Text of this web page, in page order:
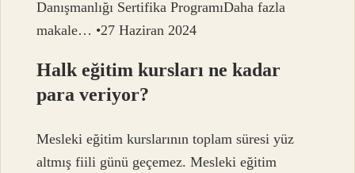
Danışmanlığı Sertifika ProgramıDaha fazla
makale… •27 Haziran 2024
Halk eğitim kursları ne kadar
para veriyor?
Mesleki eğitim kurslarının toplam süresi yüz
altmış fiili günü geçemez. Mesleki eğitim